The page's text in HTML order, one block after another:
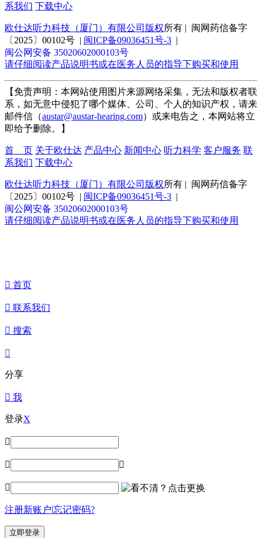
系我们 下载中心
欧仕达听力科技（厦门）有限公司版权所有 | 闽网药信备字
〔2025〕00102号 | 闽ICP备09036451号-3 |
闽公网安备 35020602000103号
请仔细阅读产品说明书或在医务人员的指导下购买和使用
【免责声明：本网站使用图片来源网络采集，无法和版权者联
系，如无意中侵犯了哪个媒体、公司、个人的知识产权，请来
邮件信（austar@austar-hearing.com）或来电告之，本网站将立
即给予删除。】
首 页 关于欧仕达 产品中心 新闻中心 听力科学 客户服务 联
系我们 下载中心
欧仕达听力科技（厦门）有限公司版权所有 | 闽网药信备字
〔2025〕00102号 | 闽ICP备09036451号-3 |
闽公网安备 35020602000103号
请仔细阅读产品说明书或在医务人员的指导下购买和使用
 首页
 联系我们
 搜索

分享
 我
登录X

 

注册新账户|忘记密码?